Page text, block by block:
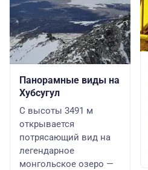
Панорамные виды на
Хубсугул
С высоты 3491 м
открывается
потрясающий вид на
легендарное
монгольское озеро —